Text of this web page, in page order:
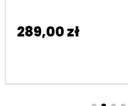
289,00zł